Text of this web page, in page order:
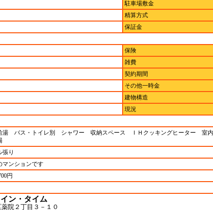
駐車場敷金
精算方式
保証金
保険
雑費
契約期間
その他一時金
建物構造
現況
バス・トイレ別 シャワー 収納スペース ＩＨクッキングヒーター 室
張り
マンションです
円
ン・タイム
院２丁目３－１０